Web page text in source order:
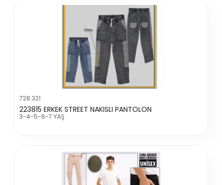
728.321
223815 ERKEK STREET NAKISLI PANTOLON
3-4-5-6-7 YAŞ